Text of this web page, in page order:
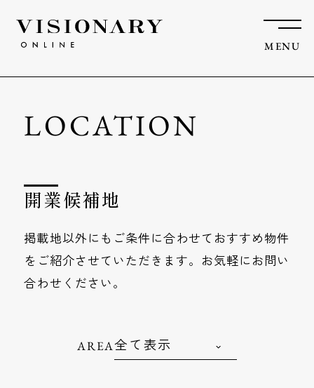
MENU
LOCATION
開業候補地
掲載地以外にもご条件に合わせておすすめ物件
を ご紹介させていただきます。お気軽にお問い
合わせください。
AREA